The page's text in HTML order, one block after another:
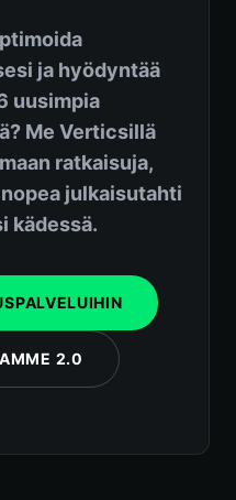
ja hyödyntää
uusimpia
Me Verticsillä
ratkaisuja,
julkaisutahti
kädessä.
2.0